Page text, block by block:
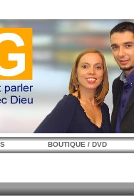
BOUTIQUE / DVD